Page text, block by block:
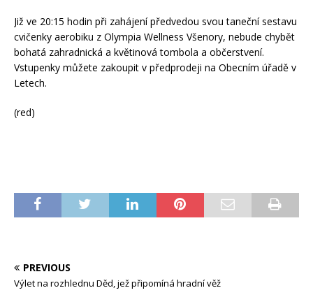
Již ve 20:15 hodin při zahájení předvedou svou taneční sestavu
cvičenky aerobiku z Olympia Wellness Všenory, nebude chybět
bohatá zahradnická a květinová tombola a občerstvení.
Vstupenky můžete zakoupit v předprodeji na Obecním úřadě v
Letech.
(red)
PREVIOUS
Výlet na rozhlednu Děd, jež připomíná hradní věž